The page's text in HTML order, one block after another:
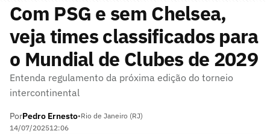
Com PSG e sem Chelsea,
veja times classificados para
o Mundial de Clubes de 2029
Entenda regulamento da próxima edição do torneio
intercontinental
PorPedro Ernesto•Rio de Janeiro (RJ)
14/07/202512:06